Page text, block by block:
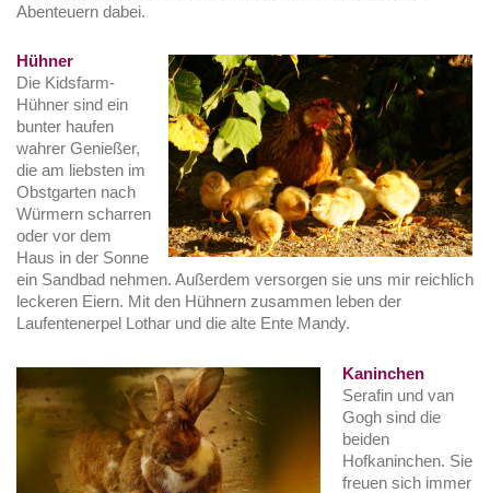
Abenteuern dabei.
Hühner
Die Kidsfarm-
Hühner sind ein
bunter haufen
wahrer Genießer,
die am liebsten im
Obstgarten nach
Würmern scharren
oder vor dem
Haus in der Sonne
ein Sandbad nehmen. Außerdem versorgen sie uns mir reichlich
leckeren Eiern. Mit den Hühnern zusammen leben der
Laufentenerpel Lothar und die alte Ente Mandy.
Kaninchen
Serafin und van
Gogh sind die
beiden
Hofkaninchen. Sie
freuen sich immer